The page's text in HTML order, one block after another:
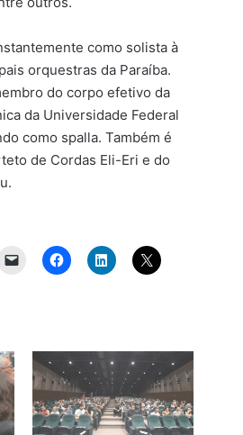
como solista à
orquestras da Paraíba.
do corpo efetivo da
da Universidade Federal
como spalla. Também é
de Cordas Eli-Eri e do